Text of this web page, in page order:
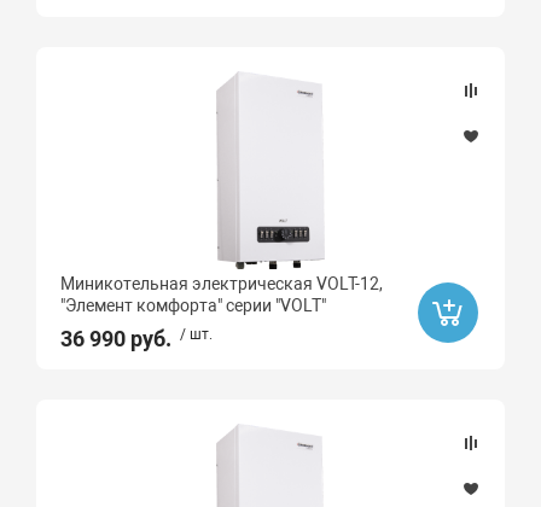
Миникотельная электрическая VOLT-12,
"Элемент комфорта" серии "VOLT"
36 990 руб. / шт.